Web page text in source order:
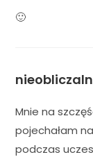
🙂
Mnie na
pojechałam
podczas